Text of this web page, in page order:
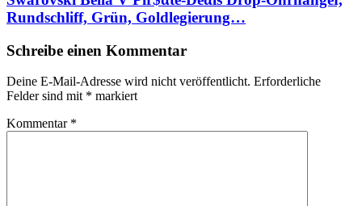
Rundschliff, Grün, Goldlegierung…
Schreibe einen Kommentar
Deine E-Mail-Adresse wird nicht veröffentlicht. Erforderliche
Felder sind mit * markiert
Kommentar *